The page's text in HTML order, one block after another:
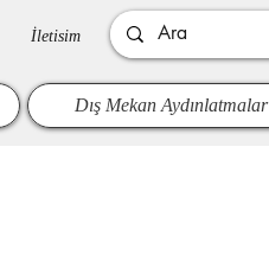
İletisim
Dış Mekan Aydınlatmalar